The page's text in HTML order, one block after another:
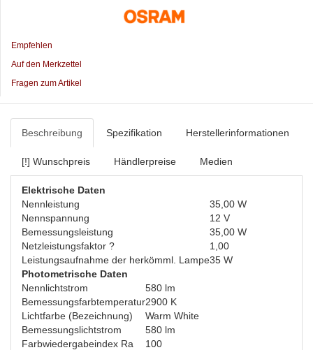
Empfehlen
Auf den Merkzettel
Fragen zum Artikel
Beschreibung Spezifikation Herstellerinformationen
[!] Wunschpreis Händlerpreise Medien
Elektrische Daten
Nennleistung
35,00 W
Nennspannung
12 V
Bemessungsleistung
35,00 W
Netzleistungsfaktor ?
1,00
Leistungsaufnahme der herkömml. Lampe35 W
Photometrische Daten
Nennlichtstrom
580 lm
Bemessungsfarbtemperatur2900 K
Lichtfarbe (Bezeichnung)
Warm White
Bemessungslichtstrom
580 lm
Farbwiedergabeindex Ra
100